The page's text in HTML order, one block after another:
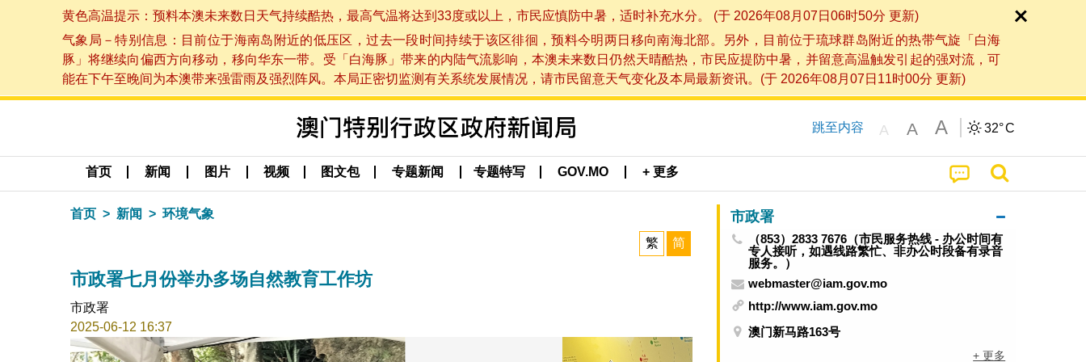
黄色高温提示：预料本澳未来数日天气持续酷热，最高气温将达到33度或以上，市民应慎防中暑，适时补充水分。 (于 2026年08月07日06时50分 更新)
气象局－特别信息：目前位于海南岛附近的低压区，过去一段时间持续于该区徘徊，预料今明两日移向南海北部。另外，目前位于琉球群岛附近的热带气旋「白海
豚」将继续向偏西方向移动，移向华东一带。受「白海豚」带来的内陆气流影响，本澳未来数日仍然天晴酷热，市民应提防中暑，并留意高温触发引起的强对流，可
能在下午至晚间为本澳带来强雷雨及强烈阵风。本局正密切监测有关系统发展情况，请市民留意天气变化及本局最新资讯。(于 2026年08月07日11时00分 更新)
跳至内容 A A A 32°C
首页 新闻 图片 视频 图文包 专题新闻 专题特写 GOV.MO + 更多
首页 新闻 环境气象
繁 简
市政署七月份举办多场自然教育工作坊
市政署
2025-06-12 16:37
市政署
（853）2833 7676（市民服务热线 - 办公时间有
专人接听，如遇线路繁忙、非办公时段备有录音
服务。）
webmaster@iam.gov.mo
http://www.iam.gov.mo
澳门新马路163号
+ 更多